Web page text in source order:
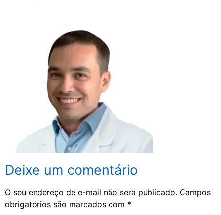
Deixe um comentário
O seu endereço de e-mail não será publicado. Campos
obrigatórios são marcados com *